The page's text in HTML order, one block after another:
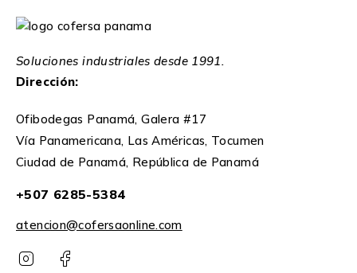
Soluciones industriales desde 1991.
Dirección:
Ofibodegas Panamá, Galera #17
Vía Panamericana, Las Américas, Tocumen
Ciudad de Panamá, República de Panamá
+507 6285-5384
atencion@cofersaonline.com